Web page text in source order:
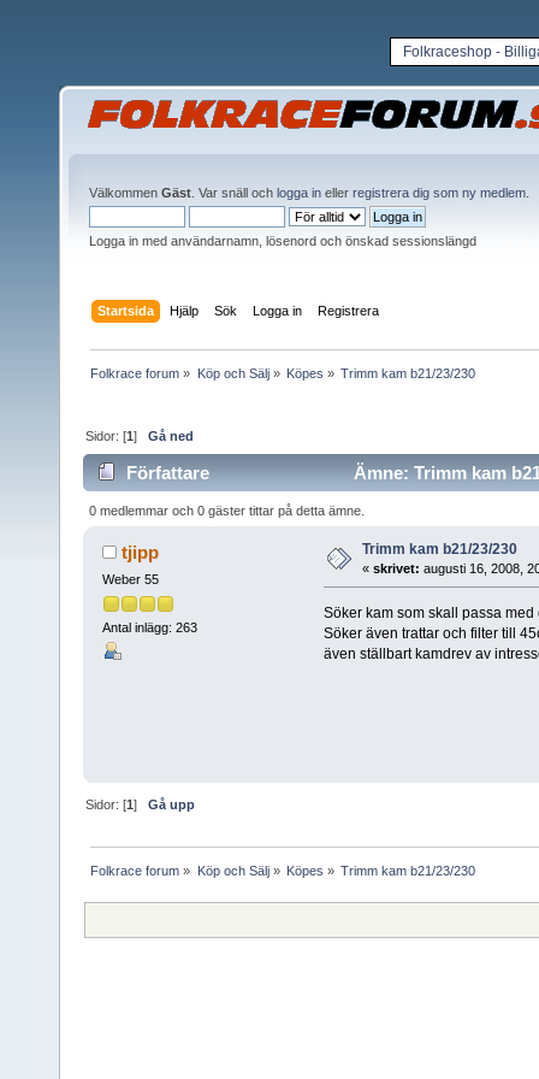
Folkraceshop -
Välkommen Gäst . Var snäll och logga in eller registrera dig som ny medlem
Logga in med användarnamn, lösenord och önskad sessionslängd
Startsida Hjälp Sök Logga in Registrera
Folkrace forum » Köp och Sälj» Köpes » Trimm kam b21/23/230
Sidor: [1]Gå ned
Författare Ämne: Trimm kam
0 medlemmar och 0 gäster tittar på detta ämne.
tjipp
Weber 55
Antal inlägg: 263
Trimm kam b21/23/230
« skrivet: augusti 16, 2008,
Söker kam som skall passa
Söker även trattar och filter till
även ställbart kamdrev av
Sidor: [1]Gå upp
Folkrace forum » Köp och Sälj» Köpes » Trimm kam b21/23/230